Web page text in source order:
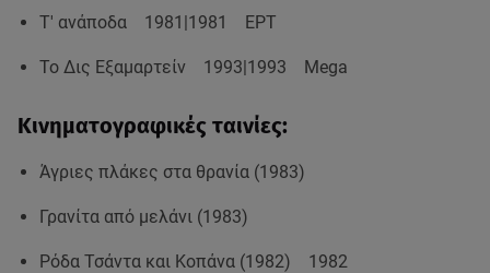
Τ' ανάποδα 1981|1981 ΕΡΤ
Το Δις Εξαμαρτείν 1993|1993 Mega
Κινηματογραφικές ταινίες:
Άγριες πλάκες στα θρανία (1983)
Γρανίτα από μελάνι (1983)
Ρόδα Τσάντα και Κοπάνα (1982) 1982